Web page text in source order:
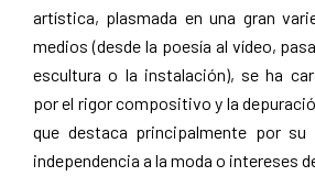
artística, plasmada en una gran
medios (desde la poesía al vídeo,
escultura o la instalación), se ha
por el rigor compositivo y la
que destaca principalmente por su
independencia a la moda o intereses